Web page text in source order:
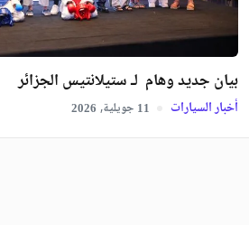
بيان جديد وهام لـ ستيلانتيس الجزائر
أخبار السيارات 11 جويلية, 2026